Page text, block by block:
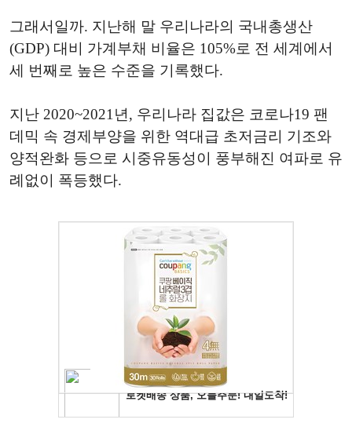
그래서일까. 지난해 말 우리나라의 국내총생산
(GDP) 대비 가계부채 비율은 105%로 전 세계에서
세 번째로 높은 수준을 기록했다.
지난 2020~2021년, 우리나라 집값은 코로나19 팬
데믹 속 경제부양을 위한 역대급 초저금리 기조와
양적완화 등으로 시중유동성이 풍부해진 여파로 유
례없이 폭등했다.